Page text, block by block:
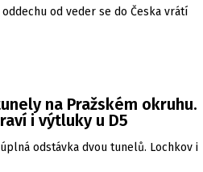
od veder se do Česka vrátí
na Pražském okruhu.
i výtluky u D5
odstávka dvou tunelů. Lochkov i